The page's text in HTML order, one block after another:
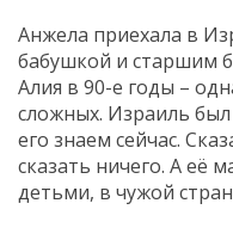
Анжела приехала в
бабушкой и старшим
Алия в 90-е годы –
сложных. Израиль
его знаем сейчас.
сказать ничего. А её
детьми, в чужой